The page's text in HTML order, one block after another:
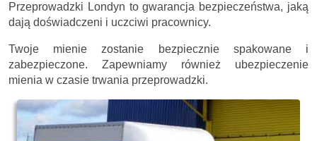
Przeprowadzki Londyn to gwarancja bezpieczeństwa, jaką
dają doświadczeni i uczciwi pracownicy.
Twoje mienie zostanie bezpiecznie spakowane i
zabezpieczone. Zapewniamy również ubezpieczenie
mienia w czasie trwania przeprowadzki.